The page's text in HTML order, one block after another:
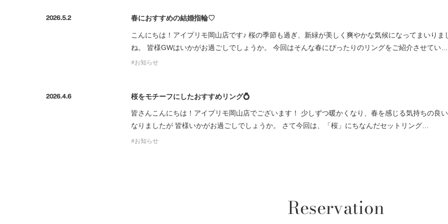
2026.5.2 春におすすめの結婚指輪♡
こんにちは！アイプリモ岡山店です♪ 桜の季節も過ぎ、新緑が美しく爽やかな気候になってまいりま
ね。 皆様GWはいかがお過ごしでしょうか。 今回はそんな春にぴったりのリングをご紹介させてい…
お知らせ
2026.4.6 桜をモチーフにしたおすすめリング💍
皆さんこんにちは！アイプリモ岡山店でございます！ 少しずつ暖かくなり、春を感じる気持ちの良
なりましたが 皆様いかがお過ごしでしょうか。 さて今回は、「桜」にちなんだセットリング…
お知らせ
Reservation